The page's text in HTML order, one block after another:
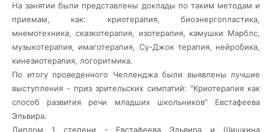
На занятии были представлены доклады по таким методам и
приемам, как: криотерапия, биоэнергопластика,
мнемотехника, сказкотерапия, изотерапия, камушки Марблс,
музыкотерапия, имаготерапия, Су-Джок терапия, нейробика,
кинезиотерапия, логоритмика.
По итогу проведенного Челленджа были выявлены лучшие
выступления - приз зрительских симпатий: "Криотерапия как
способ развития речи младших школьников" Евстафеева
Эльвира.
Диплом 1 степени - Евстафеева Эльвира и Шишкина